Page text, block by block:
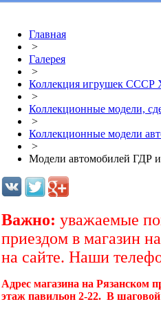
Главная
>
Галерея
>
Коллекция игрушек
>
Коллекционные модели,
>
Коллекционные модели
>
Модели автомобилей ГДР
Важно: уважаемые
приездом в магазин
на сайте. Наши
Адрес магазина на Рязанском
этаж павильон 2-22. В